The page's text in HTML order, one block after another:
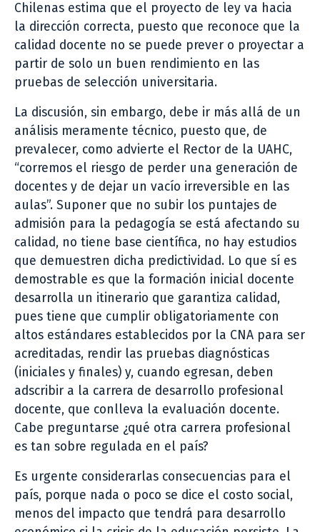
Chilenas estima que el proyecto de ley va hacia
la dirección correcta, puesto que reconoce que la
calidad docente no se puede prever o proyectar a
partir de solo un buen rendimiento en las
pruebas de selección universitaria.
La discusión, sin embargo, debe ir más allá de un
análisis meramente técnico, puesto que, de
prevalecer, como advierte el Rector de la UAHC,
“corremos el riesgo de perder una generación de
docentes y de dejar un vacío irreversible en las
aulas”. Suponer que no subir los puntajes de
admisión para la pedagogía se está afectando su
calidad, no tiene base científica, no hay estudios
que demuestren dicha predictividad. Lo que sí es
demostrable es que la formación inicial docente
desarrolla un itinerario que garantiza calidad,
pues tiene que cumplir obligatoriamente con
altos estándares establecidos por la CNA para ser
acreditadas, rendir las pruebas diagnósticas
(iniciales y finales) y, cuando egresan, deben
adscribir a la carrera de desarrollo profesional
docente, que conlleva la evaluación docente.
Cabe preguntarse ¿qué otra carrera profesional
es tan sobre regulada en el país?
Es urgente considerarlas consecuencias para el
país, porque nada o poco se dice el costo social,
menos del impacto que tendrá para desarrollo